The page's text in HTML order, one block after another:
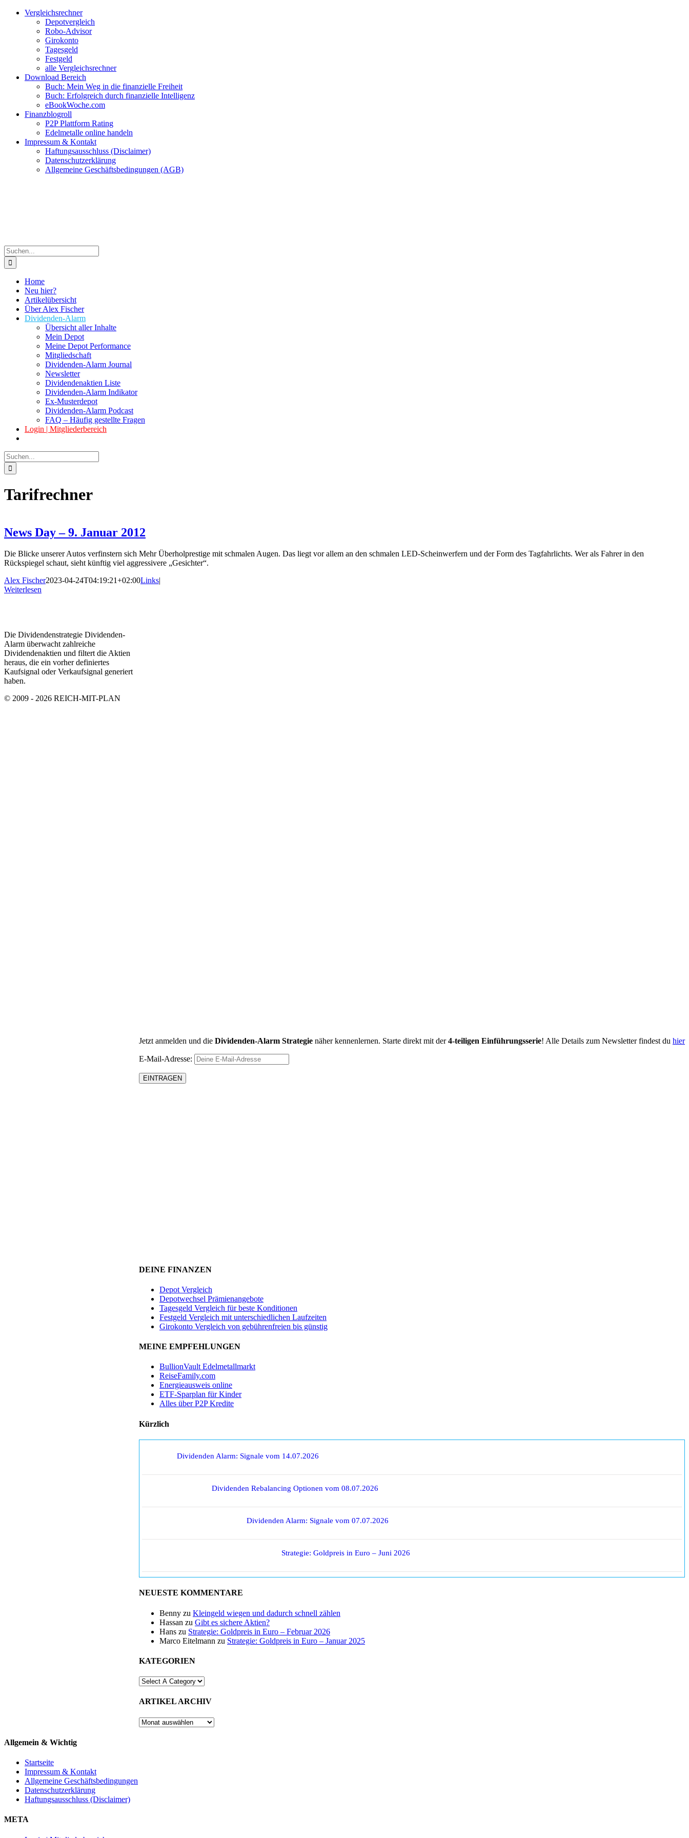
Zum
Facebook
Twitter
Instagram
Pinterest
YouTubeVergleichsrechner
Depotvergleich
Robo-Advisor
Girokonto
Tagesgeld
Festgeld
alle Vergleichsrechner
Download Bereich
Buch: Mein Weg in die finanzielle Freiheit
Buch: Erfolgreich durch finanzielle Intelligenz
eBookWoche.com
Finanzblogroll
P2P Plattform Rating
Edelmetalle online handeln
Impressum & Kontakt
Haftungsausschluss (Disclaimer)
Datenschutzerklärung
Allgemeine Geschäftsbedingungen (AGB)
Suche
nach:
Home
Neu hier?
Artikelübersicht
Über Alex Fischer
Dividenden-Alarm
Übersicht aller Inhalte
Mein Depot
Meine Depot Performance
Mitgliedschaft
Dividenden-Alarm Journal
Newsletter
Dividendenaktien Liste
Dividenden-Alarm Indikator
Ex-Musterdepot
Dividenden-Alarm Podcast
FAQ – Häufig gestellte Fragen
Login | Mitgliederbereich
Suche
nach:
Tarifrechner
News Day – 9. Januar 2012
Die Blicke unserer Autos verfinstern sich Mehr Überholprestige mit schmalen Augen. Das liegt vor allem an den schmalen LED-Scheinwerfern und der Form des Tagfahrlichts. Wer als Fahrer in den
Rückspiegel schaut, sieht künftig viel aggressivere „Gesichter“.
Alex Fischer2023-04-24T04:19:21+02:00Links|
Weiterlesen
Jetzt anmelden und die Dividenden-Alarm Strategie näher kennenlernen. Starte direkt mit der4-teiligen Einführungsserie! Alle Details zum Newsletter findest du hier
E-Mail-Adresse:
DEINE FINANZEN
Depot Vergleich
Depotwechsel Prämienangebote
Tagesgeld Vergleich für beste Konditionen
Festgeld Vergleich mit unterschiedlichen Laufzeiten
Girokonto Vergleich von gebührenfreien bis günstig
MEINE EMPFEHLUNGEN
BullionVault Edelmetallmarkt
ReiseFamily.com
Energieausweis online
ETF-Sparplan für Kinder
Alles über P2P Kredite
Kürzlich
Dividenden Alarm: Signale vom 14.07.2026
Dividenden Rebalancing Optionen vom 08.07.2026
Dividenden Alarm: Signale vom 07.07.2026
Strategie: Goldpreis in Euro – Juni 2026
NEUESTE KOMMENTARE
Benny zu Kleingeld wiegen und dadurch schnell zählen
Hassan zu Gibt es sichere Aktien?
Hans zu Strategie: Goldpreis in Euro – Februar 2026
Marco Eitelmann zu Strategie: Goldpreis in Euro – Januar 2025
KATEGORIEN
ARTIKEL ARCHIV
ARTIKEL
Die Dividendenstrategie Dividenden-
Alarm überwacht zahlreiche
Dividendenaktien und filtert die Aktien
heraus, die ein vorher definiertes
Kaufsignal oder Verkaufsignal generiert
haben.
© 2009 - 2026 REICH-MIT-PLAN
Allgemein & Wichtig
Startseite
Impressum & Kontakt
Allgemeine Geschäftsbedingungen
Datenschutzerklärung
Haftungsausschluss (Disclaimer)
META